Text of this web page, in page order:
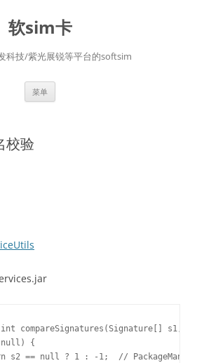
软sim卡
科技/紫光展锐等平台的softsim
菜单
校验
compareSignatures(Signature[] s1,
{
s2 == null ? 1 : -1;  //